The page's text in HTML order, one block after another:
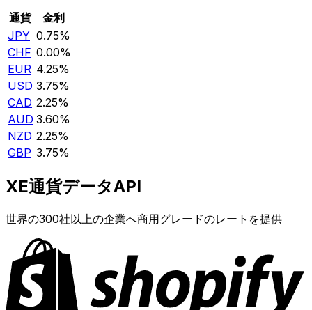
通貨
金利
JPY 0.75%
CHF 0.00%
EUR 4.25%
USD 3.75%
CAD 2.25%
AUD 3.60%
NZD 2.25%
GBP 3.75%
XE通貨データAPI
世界の300社以上の企業へ商用グレードのレートを提供